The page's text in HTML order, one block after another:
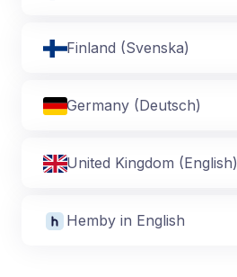
Finland (Svenska)
Germany (Deutsch)
United Kingdom (English)
Hemby in English